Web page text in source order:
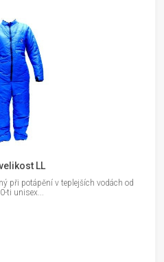
LL
při potápění v teplejších vodách od
ti unisex...